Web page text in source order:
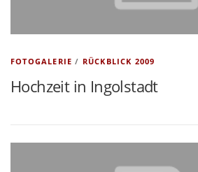
FOTOGALERIE / RÜCKBLICK 2009
Hochzeit in Ingolstadt